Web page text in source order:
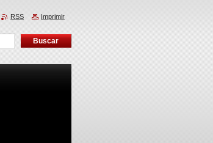
RSS Imprimir